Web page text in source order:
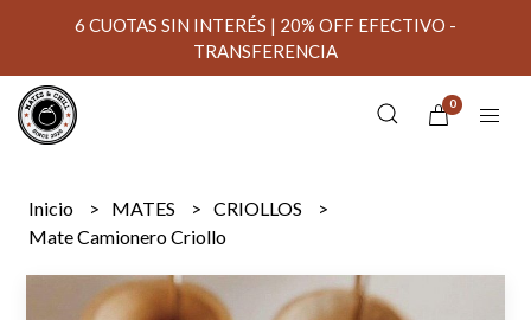
6 CUOTAS SIN INTERÉS | 20% OFF EFECTIVO -
TRANSFERENCIA
0
Inicio MATES
CRIOLLOS
Mate Camionero Criollo